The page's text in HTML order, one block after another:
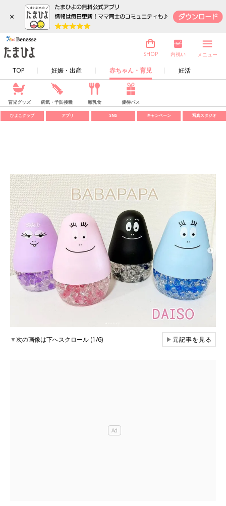
×
TOP 妊娠・出産 赤ちゃん・育児 妊活
SHOP 内祝い メニュー
育児グッズ 病気・予防接種 離乳食 優待パス
ひよこクラブ アプリ SNS キャンペーン 写真スタジオ
▼次の画像は下へスクロール (1/6) ▶元記事を見る